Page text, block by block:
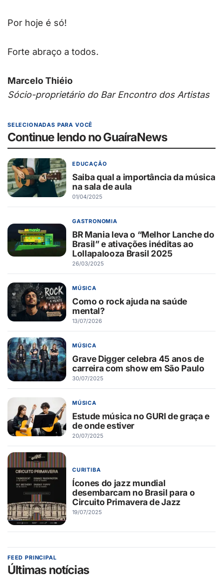
Por hoje é só!
Forte abraço a todos.
Marcelo Thiéio
Sócio-proprietário do Bar Encontro dos Artistas
SELECIONADAS PARA VOCÊ
Continue lendo no GuaíraNews
EDUCAÇÃO
Saiba qual a importância da música
na sala de aula
01/04/2025
GASTRONOMIA
BR Mania leva o “Melhor Lanche do
Brasil” e ativações inéditas ao
Lollapalooza Brasil 2025
26/03/2025
MÚSICA
Como o rock ajuda na saúde
mental?
13/07/2026
MÚSICA
Grave Digger celebra 45 anos de
carreira com show em São Paulo
30/07/2025
MÚSICA
Estude música no GURI de graça e
de onde estiver
20/07/2025
CURITIBA
Ícones do jazz mundial
desembarcam no Brasil para o
Circuito Primavera de Jazz
19/07/2025
FEED PRINCIPAL
Últimas notícias